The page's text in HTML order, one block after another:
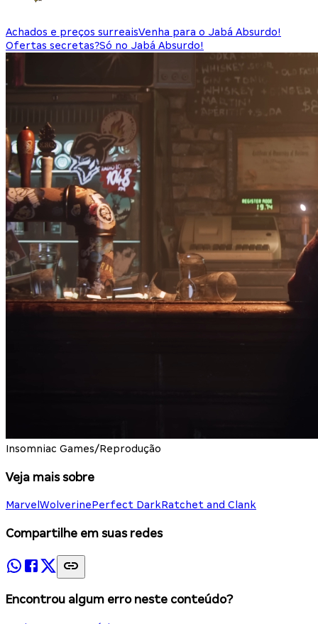
Achados e preços surreaisVenha para o Jabá Absurdo!
Ofertas secretas?Só no Jabá Absurdo!
Insomniac Games/Reprodução
Veja mais sobre
Marvel WolverinePerfect DarkRatchet and Clank
Compartilhe em suas redes
Encontrou algum erro neste conteúdo?